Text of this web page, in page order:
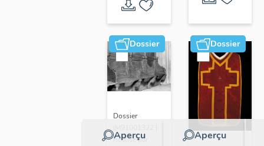
Dossier
Aperçu
Dossier
Réalisé par
Dossier
Aperçu